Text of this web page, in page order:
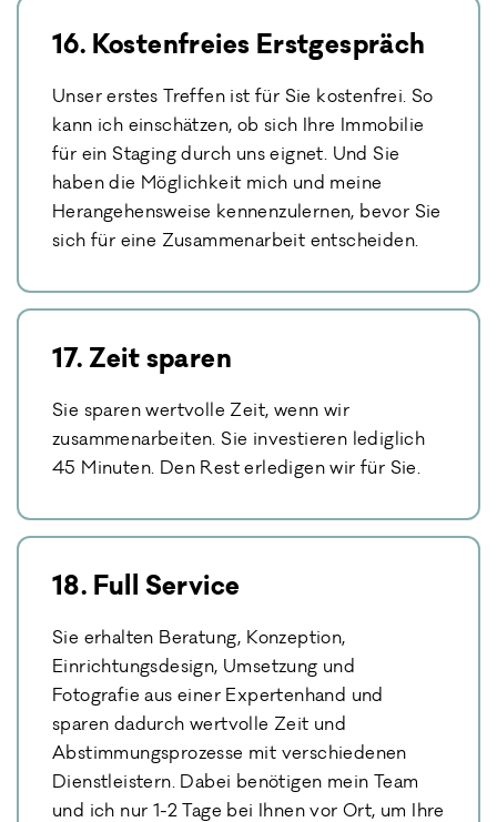
16. Kostenfreies Erstgespräch
Unser erstes Treffen ist für Sie kostenfrei. So
kann ich einschätzen, ob sich Ihre Immobilie
für ein Staging durch uns eignet. Und Sie
haben die Möglichkeit mich und meine
Herangehensweise kennenzulernen, bevor Sie
sich für eine Zusammenarbeit entscheiden.
17. Zeit sparen
Sie sparen wertvolle Zeit, wenn wir
zusammenarbeiten. Sie investieren lediglich
45 Minuten. Den Rest erledigen wir für Sie.
18. Full Service
Sie erhalten Beratung, Konzeption,
Einrichtungsdesign, Umsetzung und
Fotografie aus einer Expertenhand und
sparen dadurch wertvolle Zeit und
Abstimmungsprozesse mit verschiedenen
Dienstleistern. Dabei benötigen mein Team
und ich nur 1-2 Tage bei Ihnen vor Ort, um Ihre